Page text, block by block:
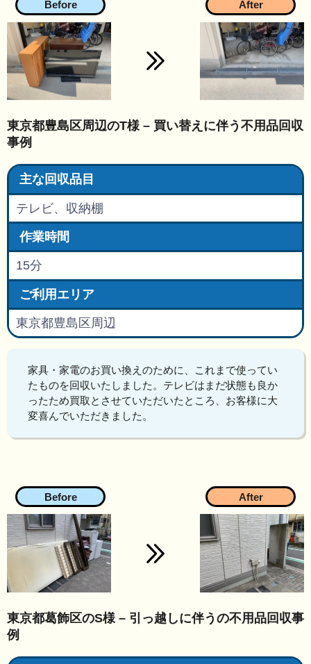
東京都豊島区周辺のT様 – 買い替えに伴う不用品回収
事例
家具・家電のお買い換えのために、これまで使ってい
たものを回収いたしました。テレビはまだ状態も良か
ったため買取とさせていただいたところ、お客様に大
変喜んでいただきました。
主な回収品目
テレビ、収納棚
作業時間
15分
ご利用エリア
東京都豊島区周辺
東京都葛飾区のS様 – 引っ越しに伴うの不用品回収事
例